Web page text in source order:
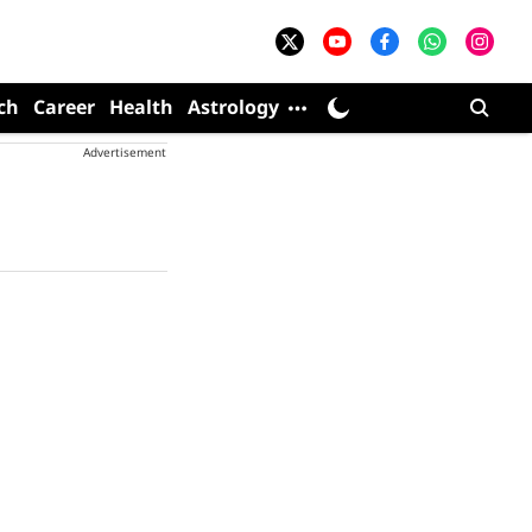
Career Health Astrology
Advertisement